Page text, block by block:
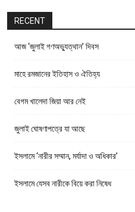
RECENT
আজ ‘জুলাই গণঅভ্যুত্থান’ দিবস
মাহে রমজানের ইতিহাস ও ঐতিহ্য
বেগম খালেদা জিয়া আর নেই
জুলাই ঘোষণাপত্রে যা আছে
ইসলামে ‘নারীর সম্মান, মর্যাদা ও অধিকার’
ইসলামে যেসব নারীকে বিয়ে করা নিষেধ